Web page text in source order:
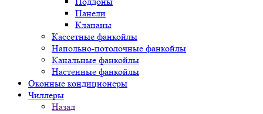
Панели
Клапаны
Кассетные фанкойлы
Напольно-потолочные фанкойлы
Канальные фанкойлы
Настенные фанкойлы
Оконные кондиционеры
Чиллеры
Назад